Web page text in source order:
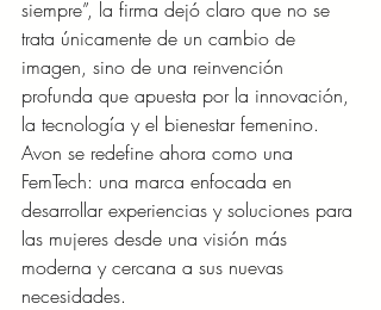
siempre”, la firma dejó claro que no se
trata únicamente de un cambio de
imagen, sino de una reinvención
profunda que apuesta por la innovación,
la tecnología y el bienestar femenino.
Avon se redefine ahora como una
FemTech: una marca enfocada en
desarrollar experiencias y soluciones para
las mujeres desde una visión más
moderna y cercana a sus nuevas
necesidades.